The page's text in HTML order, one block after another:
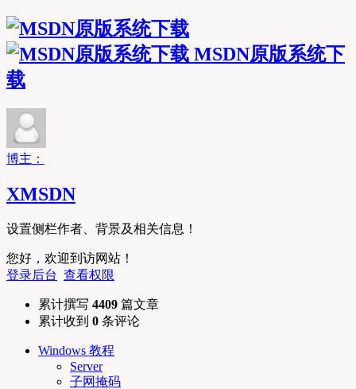
MSDN原版系统下
载
博主：
XMSDN
设置侧栏作者、背景及相关信息！
您好，欢迎到访网站！
登录后台 查看权限
累计撰写 4409 篇文章
累计收到 0 条评论
Windows 教程
Server
子网掩码